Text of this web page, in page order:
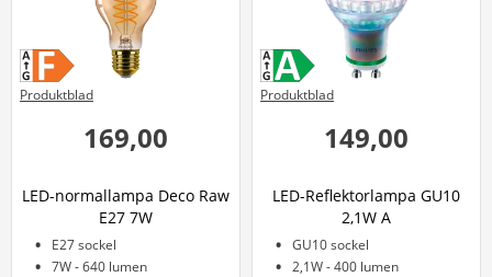
169,00
LED-normallampa Deco Raw
E27 7W
E27 sockel
7W - 640 lumen
Produktblad
149,00
LED-Reflektorlampa GU10
2,1W A
GU10 sockel
2,1W - 400 lumen
Produktblad